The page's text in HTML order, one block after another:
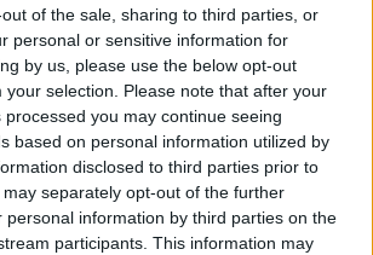
of the sale, sharing to third parties, or
personal or sensitive information for
by us, please use the below opt-out
your selection. Please note that after your
you may continue seeing
based on personal information utilized by
disclosed to third parties prior to
separately opt-out of the further
personal information by third parties on the
participants. This information may